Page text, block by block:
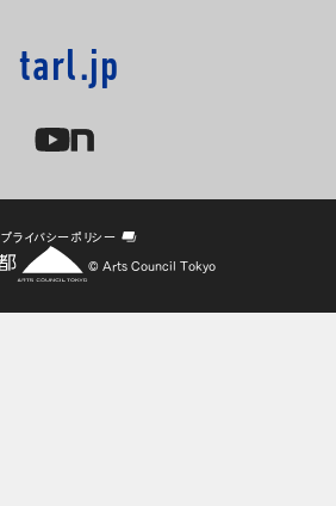
tarl.jp
プライバシーポリシー
© Arts Council Tokyo